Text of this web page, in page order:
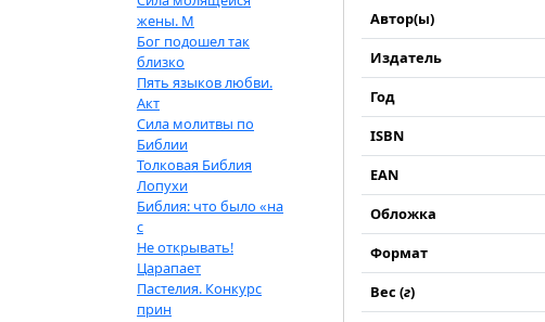
жены. М
Бог подошел так
близко
Пять языков любви.
Акт
Сила молитвы по
Библии
Толковая Библия
Лопухи
Библия: что было «на
с
Не открывать!
Царапает
Пастелия. Конкурс
прин
Автор(ы)
Издатель
Год
ISBN
EAN
Обложка
Формат
Вес (г)